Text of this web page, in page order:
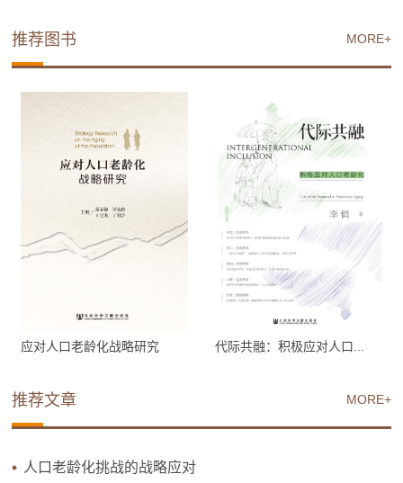
MORE+
推荐图书
应对人口老龄化战略研究 代际共融：积极应对人口...
MORE+
推荐文章
人口老龄化挑战的战略应对